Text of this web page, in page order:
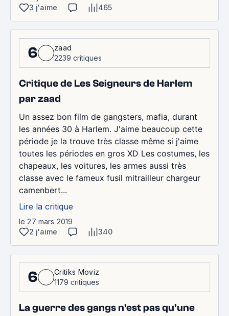
3 j'aime
465
6
zaad
2239 critiques
Critique de Les Seigneurs de Harlem
par zaad
Un assez bon film de gangsters, mafia, durant
les années 30 à Harlem. J'aime beaucoup cette
période je la trouve très classe même si j'aime
toutes les périodes en gros XD Les costumes, les
chapeaux, les voitures, les armes aussi très
classe avec le fameux fusil mitrailleur chargeur
camenbert...
Lire la critique
le 27 mars 2019
2 j'aime
340
6
Critiks Moviz
1179 critiques
La guerre des gangs n'est pas qu'une